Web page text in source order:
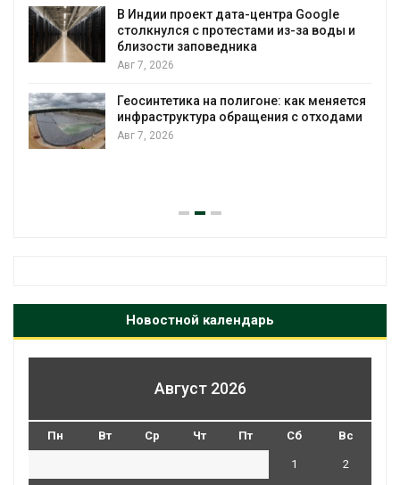
В Индии проект дата-центра Google
столкнулся с протестами из-за воды и
близости заповедника
Авг 7, 2026
Геосинтетика на полигоне: как меняется
инфраструктура обращения с отходами
Авг 7, 2026
Новостной календарь
Август 2026
Пн Вт Ср Чт Пт Сб Вс
1 2